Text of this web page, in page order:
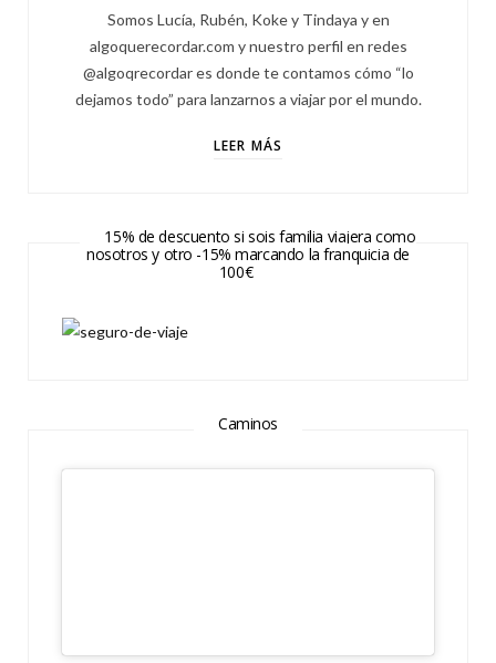
Somos Lucía, Rubén, Koke y Tindaya y en
algoquerecordar.com y nuestro perfil en redes
@algoqrecordar es donde te contamos cómo “lo
dejamos todo” para lanzarnos a viajar por el mundo.
LEER MÁS
15% de descuento si sois familia viajera como
nosotros y otro -15% marcando la franquicia de
100€
Caminos